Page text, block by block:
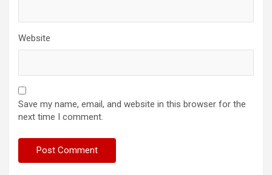
Website
Save my name, email, and website in this browser for the
next time I comment.